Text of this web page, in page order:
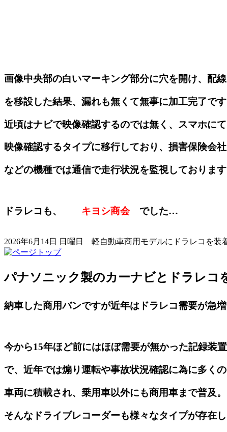
画像中央部の白いマーキング部分に穴を開け、配線
を移設した結果、漏れも無くて無事に加工完了です
近頃はナビで映像確認するのでは無く、スマホにて
映像確認するタイプに移行しており、損害保険会社
などの機種では通信で走行状況を監視しております
ドラレコも、 キヨシ商会でした…
2026年6月14日 日曜日 軽自動車商用モデルにドラレコを装
パナソニック製のカーナビとドラレコを
納車した商用バンですが近年はドラレコ需要が急増
今から15年ほど前にはほぼ需要が無かった記録装置
で、近年では煽り運転や事故状況確認に為に多くの
車両に積載され、乗用車以外にも商用車まで普及。
そんなドライブレコーダーも様々なタイプが存在し